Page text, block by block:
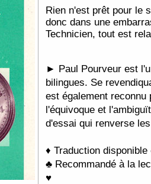
Rien n'est prêt pour le
donc dans une
Technicien, tout est
► Paul Pourveur est
bilingues. Se
est également
l'équivoque et
d'essai qui renverse
♦ Traduction
♣ Recommandé à la
♥